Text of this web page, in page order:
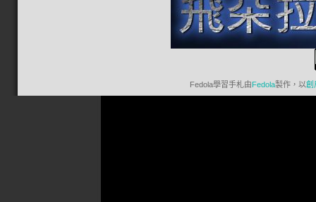
Fedola學習手札由Fedola製作，以創